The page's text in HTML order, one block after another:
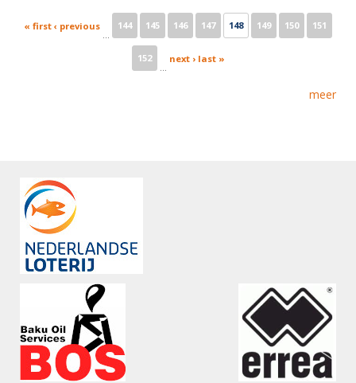
Pages
« first ‹ previous
…
144 145 146 147 148 149 150 151
152
…
next › last »
meer